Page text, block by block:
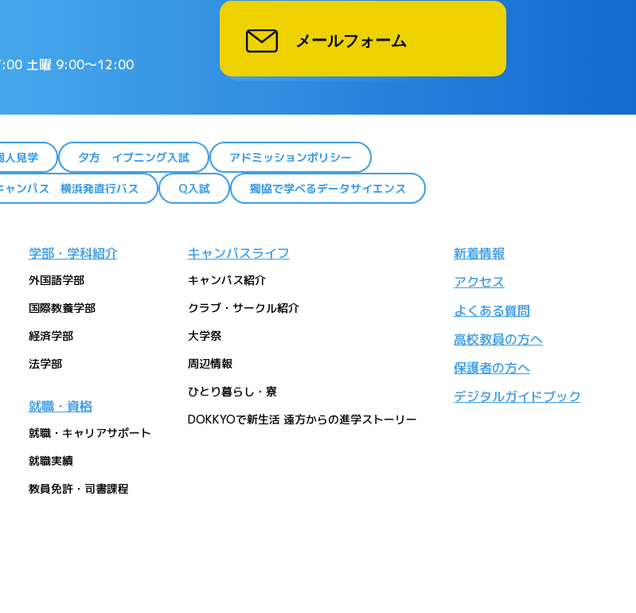
土曜 9:00〜12:00
メールフォーム
見学 夕方 イブニング入試 アドミッションポリシー
ャンパス 横浜発直行バス Q入試 獨協で学べるデータサイエンス
学部・学科紹介
外国語学部
国際教養学部
経済学部
法学部
就職・資格
就職・キャリアサポート
就職実績
教員免許・司書課程
キャンパスライフ
キャンパス紹介
クラブ・サークル紹介
大学祭
周辺情報
ひとり暮らし・寮
DOKKYOで新生活 遠方からの進学ストーリー
新着情報
アクセス
よくある質問
高校教員の方へ
保護者の方へ
デジタルガイドブック